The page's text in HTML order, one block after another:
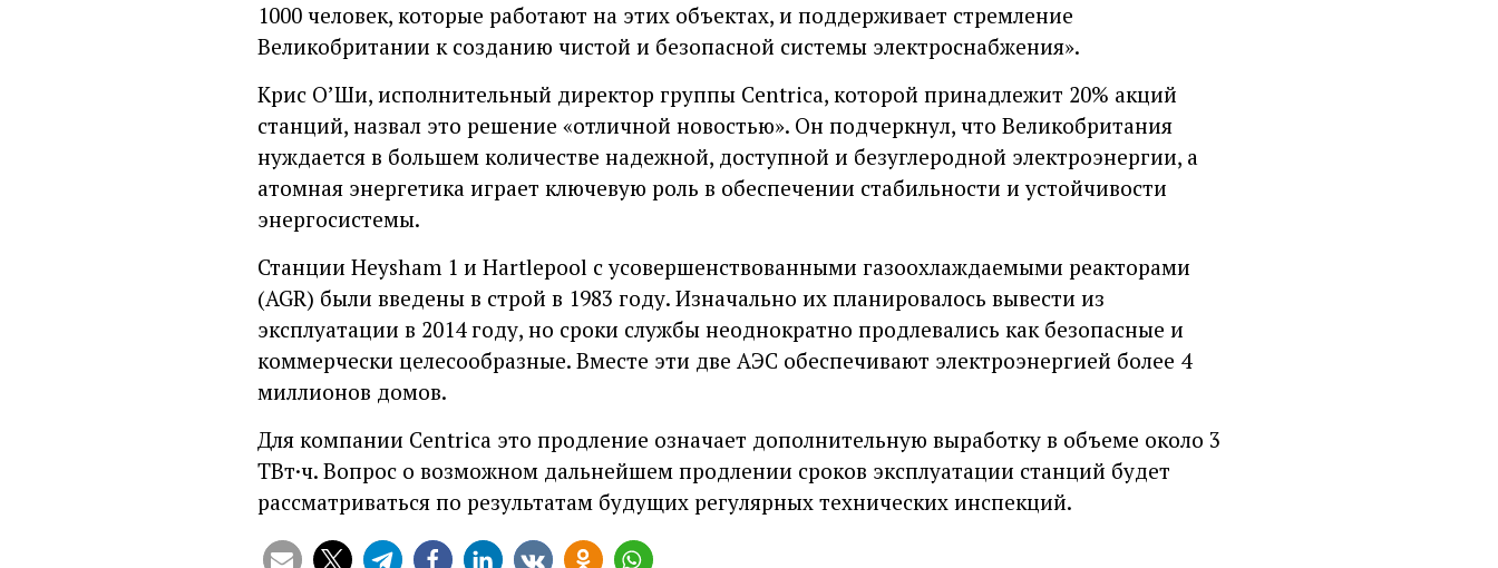
1000 человек, которые работают на этих объектах, и поддерживает стремление
Великобритании к созданию чистой и безопасной системы электроснабжения».
Крис О’Ши, исполнительный директор группы Centrica, которой принадлежит 20% акций
станций, назвал это решение «отличной новостью». Он подчеркнул, что Великобритания
нуждается в большем количестве надежной, доступной и безуглеродной электроэнергии, а
атомная энергетика играет ключевую роль в обеспечении стабильности и устойчивости
энергосистемы.
Станции Heysham 1 и Hartlepool с усовершенствованными газоохлаждаемыми реакторами
(AGR) были введены в строй в 1983 году. Изначально их планировалось вывести из
эксплуатации в 2014 году, но сроки службы неоднократно продлевались как безопасные и
коммерчески целесообразные. Вместе эти две АЭС обеспечивают электроэнергией более 4
миллионов домов.
Для компании Centrica это продление означает дополнительную выработку в объеме около 3
ТВт·ч. Вопрос о возможном дальнейшем продлении сроков эксплуатации станций будет
рассматриваться по результатам будущих регулярных технических инспекций.